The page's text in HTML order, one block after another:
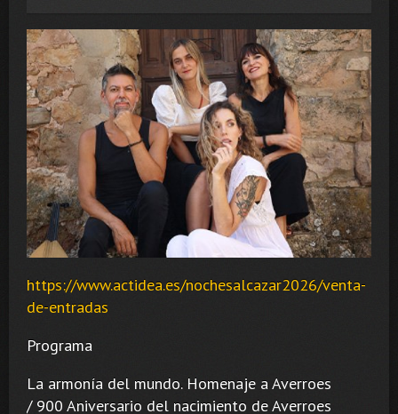
https://www.actidea.es/nochesalcazar2026/venta-
de-entradas
Programa
La armonía del mundo. Homenaje a Averroes
/ 900 Aniversario del nacimiento de Averroes